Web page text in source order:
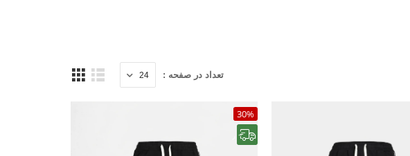
تعداد در صفحه :
30%